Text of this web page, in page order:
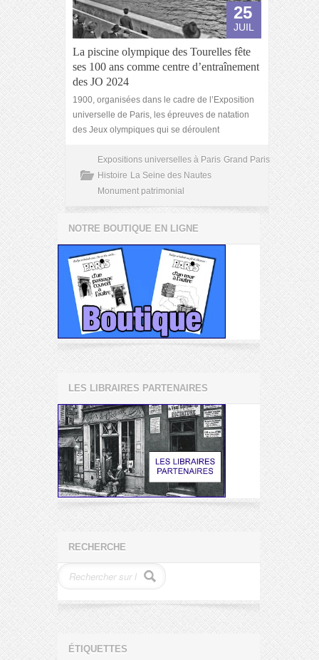
25
JUIL
La piscine olympique des Tourelles fête
ses 100 ans comme centre d’entraînement
des JO 2024
1900, organisées dans le cadre de l’Exposition
universelle de Paris, les épreuves de natation
des Jeux olympiques qui se déroulent
Expositions universelles à Paris Grand Paris
Histoire La Seine des Nautes
Monument patrimonial
NOTRE BOUTIQUE EN LIGNE
LES LIBRAIRES PARTENAIRES
RECHERCHE
ÉTIQUETTES